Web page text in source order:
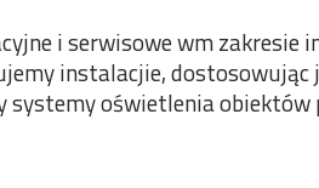
i serwisowe wm zakresie
instalacjie, dostosowując
oświetlenia obiektów